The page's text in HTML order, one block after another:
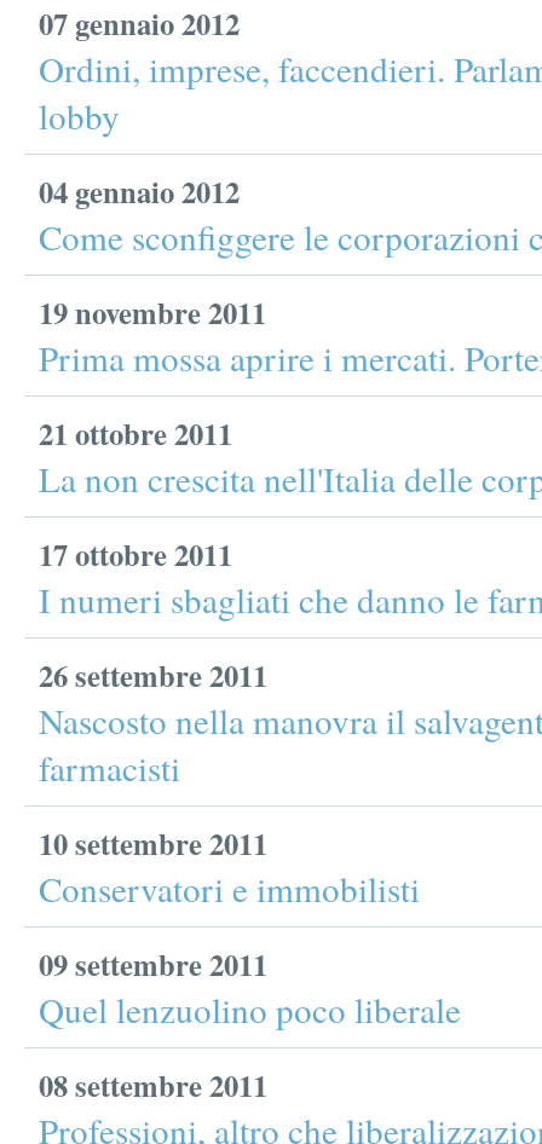
07 gennaio 2012
Ordini, imprese, faccendieri.
lobby
04 gennaio 2012
Come sconfiggere le corporazioni
19 novembre 2011
Prima mossa aprire i mercati.
21 ottobre 2011
La non crescita nell'Italia delle
17 ottobre 2011
I numeri sbagliati che danno le
26 settembre 2011
Nascosto nella manovra il
farmacisti
10 settembre 2011
Conservatori e immobilisti
09 settembre 2011
Quel lenzuolino poco liberale
08 settembre 2011
Professioni, altro che